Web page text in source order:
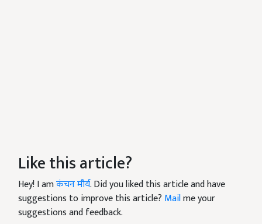
Like this article?
Hey! I amकंचन मौर्य. Did you liked this article and have
suggestions to improve this article? Mailme your
suggestions and feedback.